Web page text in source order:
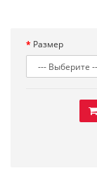
Размер